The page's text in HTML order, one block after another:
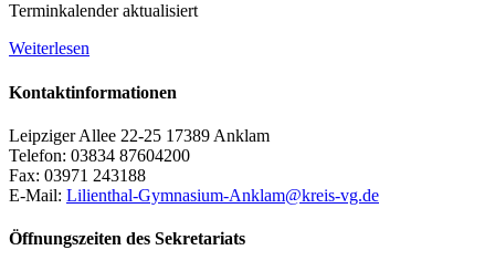
Terminkalender aktualisiert
Weiterlesen
Kontaktinformationen
Leipziger Allee 22-25 17389 Anklam
Telefon: 03834 87604200
Fax: 03971 243188
E-Mail: Lilienthal-Gymnasium-Anklam@kreis-vg.de
Öffnungszeiten des Sekretariats